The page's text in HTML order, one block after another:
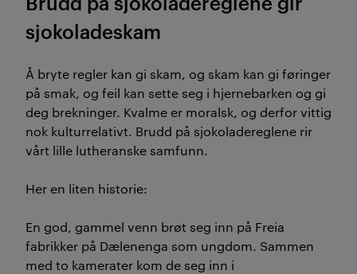
sjokoladeskam
Å bryte regler kan gi skam, og skam kan gi føringer
på smak, og feil kan sette seg i hjernebarken og gi
deg brekninger. Kvalme er moralsk, og derfor vittig
nok kulturrelativt. Brudd på sjokoladereglene rir
vårt lille lutheranske samfunn.
Her en liten historie:
En god, gammel venn brøt seg inn på Freia
fabrikker på Dælenenga som ungdom. Sammen
med to kamerater kom de seg inn i